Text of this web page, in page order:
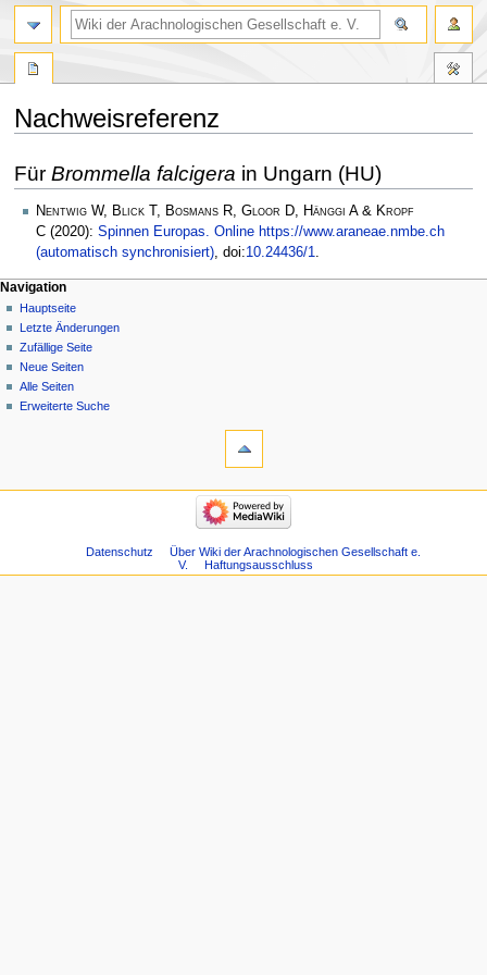
Nachweisreferenz
Navigation
springen
Suche
springen
Für Brommella falcigera in Ungarn (HU)
Nentwig W, Blick T, Bosmans R, Gloor D, Hänggi A & Kropf
C (2020): Spinnen Europas. Online https://www.araneae.nmbe.ch
(automatisch synchronisiert), doi:10.24436/1.
Navigation
Hauptseite
Letzte Änderungen
Zufällige Seite
Neue Seiten
Alle Seiten
Erweiterte Suche
Datenschutz
Über Wiki der Arachnologischen Gesellschaft e.
V.
Haftungsausschluss